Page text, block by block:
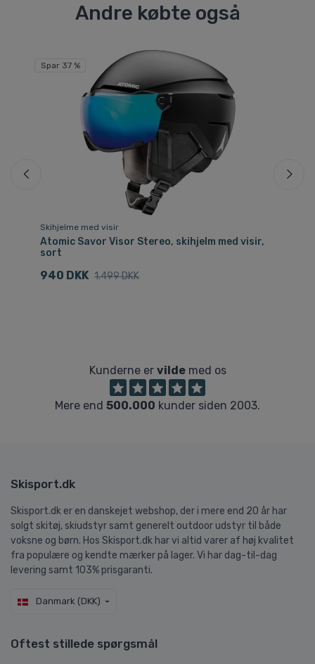
Andre købte også
Spar 37 %
Skihjelme med visir
Atomic Savor Visor Stereo, skihjelm med visir,
sort
940 DKK 1.499 DKK
Kunderne er vildemed os
Mere end 500.000 kunder siden 2003.
Skisport.dk
Skisport.dk er en danskejet webshop, der i mere end 20 år har
solgt skitøj, skiudstyr samt generelt outdoor udstyr til både
voksne og børn. Hos Skisport.dk har vi altid varer af høj kvalitet
fra populære og kendte mærker på lager. Vi har dag-til-dag
levering samt 103% prisgaranti.
Danmark (DKK)
Oftest stillede spørgsmål